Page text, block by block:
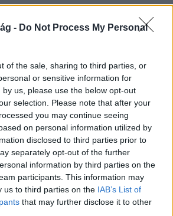
- Do Not Process My Personal
of the sale, sharing to third parties, or
or sensitive information for
us, please use the below opt-out
selection. Please note that after your
you may continue seeing
on personal information utilized by
disclosed to third parties prior to
separately opt-out of the further
information by third parties on the
participants. This information may
us to third parties on the IAB’s List of
that may further disclose it to other
is megmutatta eltökéltségét. Az
sporteseményén Áron és
A mérkőzés váratlanul
Áron már az első percben
padlóra küldte ellenfelét. Rácz
bedobta a törölközőt, így
KO-val ért véget.